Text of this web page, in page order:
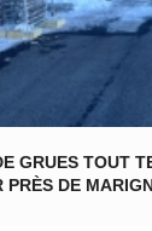
GRUES TOUT
PRÈS DE